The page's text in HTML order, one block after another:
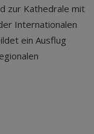
zur Kathedrale mit
Internationalen
ein Ausflug